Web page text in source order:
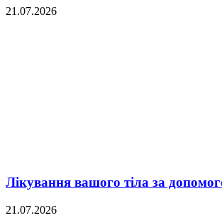
21.07.2026
Лікування вашого тіла за
21.07.2026